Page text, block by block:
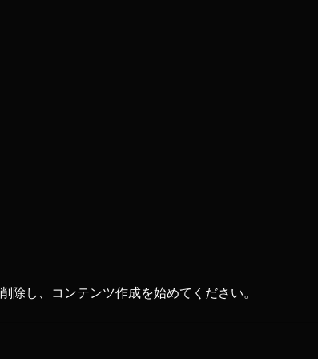
し、コンテンツ作成を始めてください。